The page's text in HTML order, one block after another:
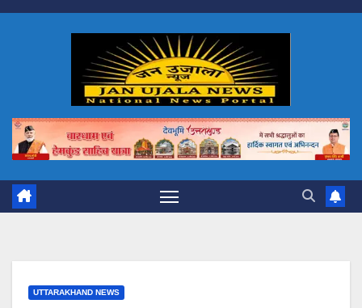
Skip
UTTARAKHAND NEWS